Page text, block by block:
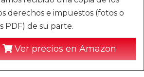
derechos e impuestos (fotos o
PDF) de su parte.
Ver precios en Amazon